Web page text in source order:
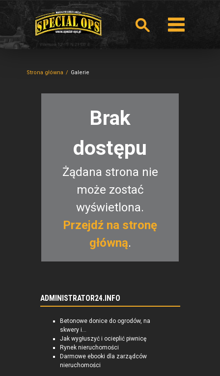
Strona główna Galerie
Brak
dostępu
Żądana strona nie
może zostać
wyświetlona.
Przejdź na stronę
główną.
ADMINISTRATOR24.INFO
Betonowe donice do ogrodów, na
skwery i...
Jak wygłuszyć i ocieplić piwnicę
Rynek nieruchomości
Darmowe ebooki dla zarządców
nieruchomości